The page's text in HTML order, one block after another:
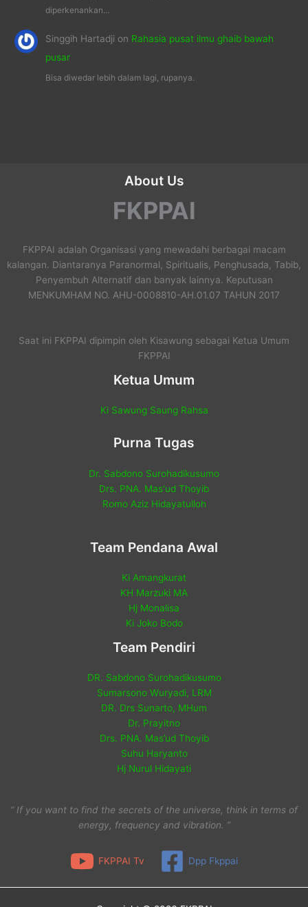
diperkenankan…
Singgih Hartadjion Rahasia pusat ilmu ghaib bawah
pusar
Bisa diwedar lebih dalam lagi, rupanya.
About Us
FKPPAI
FKPPAI adalah Organisasi yang mewadahi berbagai macam
kalangan. Diantaranya Paranormal, Spiritualis, Penghusada, Tabib,
Penyembuh Alternatif dan banyak lainnya. Keputusan
MENKUMHAM NO. AHU-0008810-AH.01.07 TAHUN 2017
Saat ini FKPPAI dipimpin oleh Kisawung sebagai Ketua Umum
FKPPAI
Ketua Umum
Ki Sawung Saung Rahsa
Purna Tugas
Dr. Sabdono Surohadikusumo
Drs. PNA. Mas'ud Thoyib
Romo Aziz Hidayatulloh
Team Pendana Awal
Ki Amangkurat
KH Marzuki MA
Hj Monalisa
Ki Joko Bodo
Team Pendiri
DR. Sabdono Surohadikusumo
Sumarsono Wuryadi, LRM
DR. Drs Sunarto, MHum
Dr. Prayitno
Drs. PNA. Mas’ud Thoyib
Suhu Haryanto
Hj Nurul Hidayati
“ If you want to find the secrets of the universe, think in terms of
energy, frequency and vibration. ”
FKPPAI Tv Dpp Fkppai